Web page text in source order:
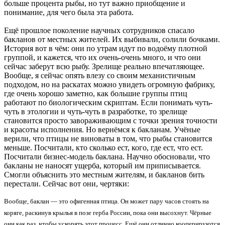
больше процента рыбы, но тут важно приобщение и
понимание, для чего была эта работа.
Ещё прошлое поколение научных сотрудников спасало
бакланов от местных жителей. Их выбивали, солили бочками.
История вот в чём: они по утрам идут по водоёму плотной
группой, и кажется, что их очень-очень много, и что они
сейчас заберут всю рыбу. Зрелище реально впечатляющее.
Вообще, я сейчас опять влезу со своим механистичным
подходом, но на раскатах можно увидеть огромную фабрику,
где очень хорошо заметно, как большие группы птиц
работают по биологическим скриптам. Если понимать чуть-
чуть в этологии и чуть-чуть в разработке, то зрелище
становится просто завораживающим с точки зрения точности
и красоты исполнения. Но вернёмся к бакланам. Учёные
верили, что птицы не виноваты в том, что рыбы становится
меньше. Посчитали, кто сколько ест, кого, где ест, что ест.
Посчитали бизнес-модель баклана. Научно обосновали, что
бакланы не наносят ущерба, который им приписывается.
Смогли объяснить это местным жителям, и бакланов бить
перестали. Сейчас вот они, чертяки:
Вообще, баклан — это офигенная птица. Он может пару часов стоять на
коряге, раскинув крылья в позе герба России, пока они высохнут. Чёрные